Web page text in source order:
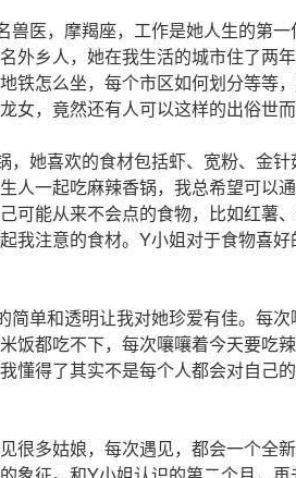
兽医，摩羯座，工作是她人生的第
外乡人，她在我生活的城市住了两
铁怎么坐，每个市区如何划分等等
女，竟然还有人可以这样的出俗世而
，她喜欢的食材包括虾、宽粉、金
人一起吃麻辣香锅，我总希望可以
可能从来不会点的食物，比如红薯
我注意的食材。Y小姐对于食物喜
简单和透明让我对她珍爱有佳。每
饭都吃不下，每次嚷嚷着今天要吃
懂得了其实不是每个人都会对自己
很多姑娘，每次遇见，都会一个全新